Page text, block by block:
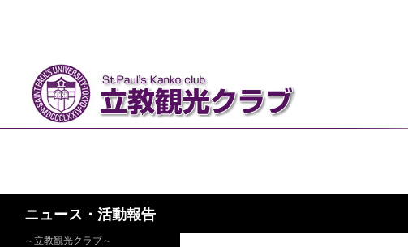
ニュース・活動報告
～立教観光クラブ～